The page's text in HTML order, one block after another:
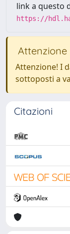
link a questo
https://
Attenzione
Attenzione! I
sottoposti a
Citazioni